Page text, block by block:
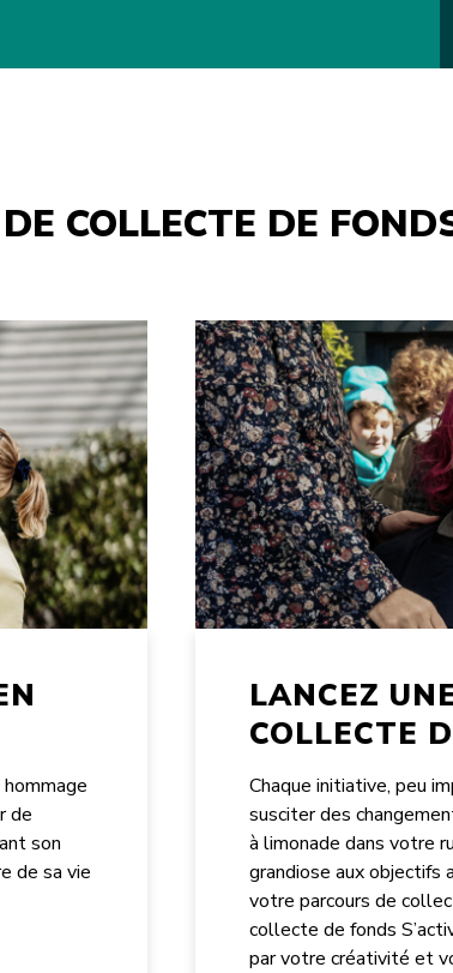
COLLECTE DE
de
son
de sa vie
LANCEZ
COLLECTE
Chaque initiative, peu
susciter des
à limonade dans votre
grandiose aux objectifs
votre parcours de
collecte de fonds
par votre créativité et